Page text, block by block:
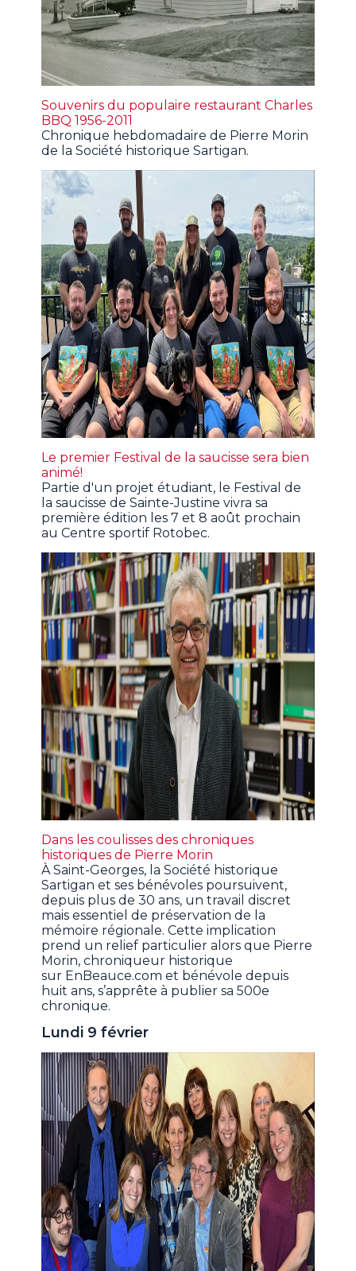
Souvenirs du populaire restaurant Charles
BBQ 1956-2011
Chronique hebdomadaire de Pierre Morin
de la Société historique Sartigan.
Le premier Festival de la saucisse sera bien
animé!
Partie d'un projet étudiant, le Festival de
la saucisse de Sainte-Justine vivra sa
première édition les 7 et 8 août prochain
au Centre sportif Rotobec.
Dans les coulisses des chroniques
historiques de Pierre Morin
À Saint-Georges, la Société historique
Sartigan et ses bénévoles poursuivent,
depuis plus de 30 ans, un travail discret
mais essentiel de préservation de la
mémoire régionale. Cette implication
prend un relief particulier alors que Pierre
Morin, chroniqueur historique
sur EnBeauce.com et bénévole depuis
huit ans, s’apprête à publier sa 500e
chronique.
Lundi 9 février